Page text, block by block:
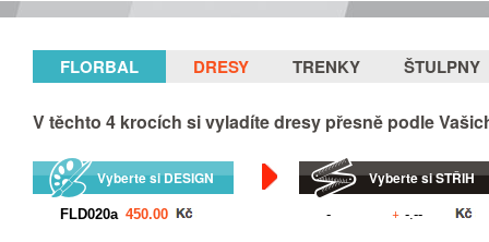
FLORBAL DRESY TRENKY ŠTULPNY
V těchto 4 krocích si vyladíte dresy přesně podle
Vyberte si DESIGN Vyberte si STŘIH
+